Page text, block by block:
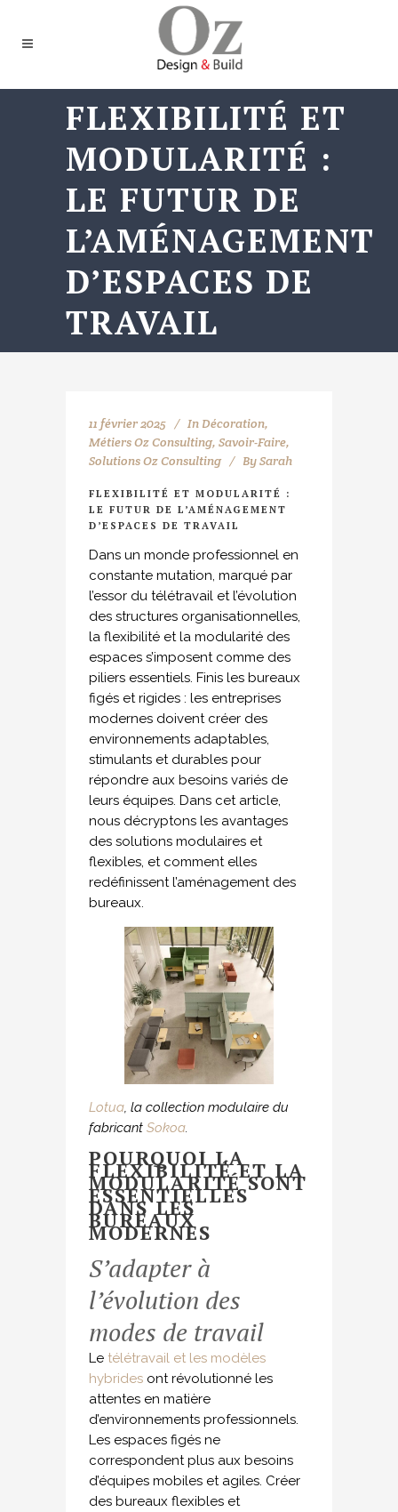
FLEXIBILITÉ ET
MODULARITÉ :
LE FUTUR DE
L’AMÉNAGEMENT
D’ESPACES DE
TRAVAIL
11 février 2025 In Décoration,
Métiers Oz Consulting, Savoir-Faire,
Solutions Oz Consulting
BySarah
FLEXIBILITÉ ET MODULARITÉ :
LE FUTUR DE L’AMÉNAGEMENT
D’ESPACES DE TRAVAIL
Dans un monde professionnel en
constante mutation, marqué par
l’essor du télétravail et l’évolution
des structures organisationnelles,
la flexibilité et la modularité des
espaces s’imposent comme des
piliers essentiels. Finis les bureaux
figés et rigides : les entreprises
modernes doivent créer des
environnements adaptables,
stimulants et durables pour
répondre aux besoins variés de
leurs équipes. Dans cet article,
nous décryptons les avantages
des solutions modulaires et
flexibles, et comment elles
redéfinissent l’aménagement des
bureaux.
Lotua , la collection modulaire du
fabricant Sokoa
POURQUOI LA
FLEXIBILITÉ ET LA
MODULARITÉ SONT
ESSENTIELLES
DANS LES
BUREAUX
MODERNES
S’adapter à
l’évolution des
modes de travail
Le télétravail et les modèles
hybrides ont révolutionné les
attentes en matière
d’environnements professionnels.
Les espaces figés ne
correspondent plus aux besoins
d’équipes mobiles et agiles. Créer
des bureaux flexibles et